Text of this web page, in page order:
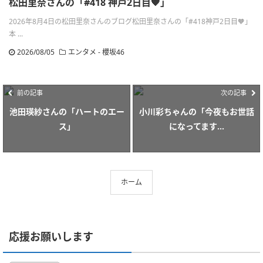
2026年8月4日の松田里奈さんのブログ松田里奈さんの「#418神戸2日目🧡」
本 ...
2026/08/05
エンタメ - 櫻坂46
前の記事
池田瑛紗さんの「ハートのエー
ス」
次の記事
小川彩ちゃんの「今夜もお世話
になってます...
ホーム
応援お願いします